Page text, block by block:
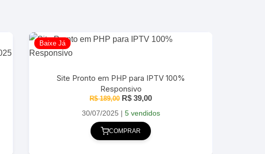
Baixe Já
Site Pronto em PHP para IPTV 100%
Responsivo
R$189,00 O
original
era:
R$ 189,00.
R$ 39,00O
atual
30/07/2025 | 5 vendidos
COMPRAR